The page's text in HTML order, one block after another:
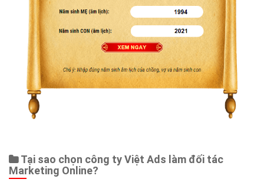
Tại sao chọn công ty Việt Ads làm đối tác
Marketing Online?